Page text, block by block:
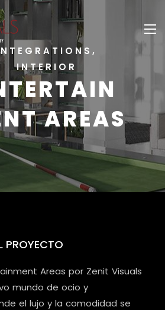
INTERIOR
AREAS
PROYECTO
Areas por Zenit Visuals
mundo de ocio y
el lujo y la comodidad se